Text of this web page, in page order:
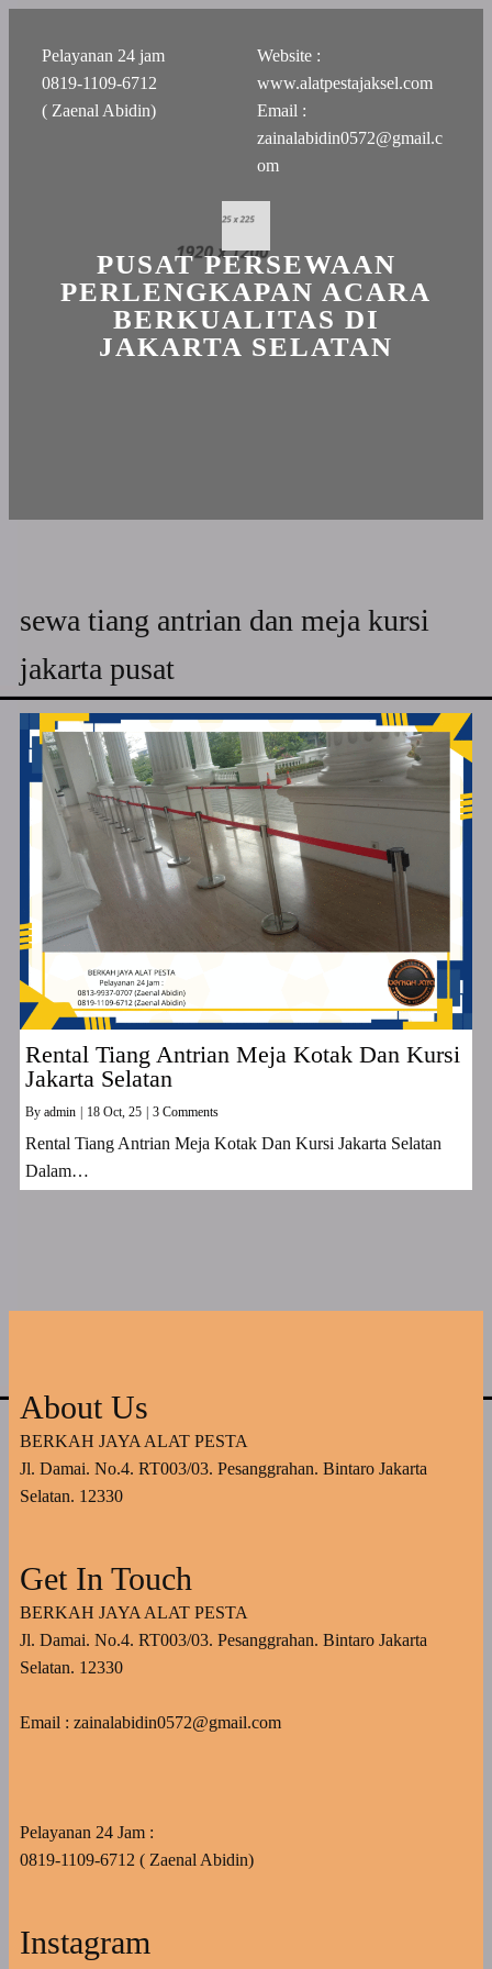
Pelayanan 24 jam
0819-1109-6712
( Zaenal Abidin)
Website :
www.alatpestajaksel.com
Email :
zainalabidin0572@gmail.c
om
PUSAT PERSEWAAN
PERLENGKAPAN ACARA
BERKUALITAS DI
JAKARTA SELATAN
sewa tiang antrian dan meja kursi
jakarta pusat
Rental Tiang Antrian Meja Kotak Dan Kursi
Jakarta Selatan
By admin 18 Oct, 25 3 Comments
Rental Tiang Antrian Meja Kotak Dan Kursi Jakarta Selatan
Dalam…
About Us
BERKAH JAYA ALAT PESTA
Jl. Damai. No.4. RT003/03. Pesanggrahan. Bintaro Jakarta
Selatan. 12330
Get In Touch
BERKAH JAYA ALAT PESTA
Jl. Damai. No.4. RT003/03. Pesanggrahan. Bintaro Jakarta
Selatan. 12330
Email : zainalabidin0572@gmail.com
Pelayanan 24 Jam :
0819-1109-6712 ( Zaenal Abidin)
Instagram